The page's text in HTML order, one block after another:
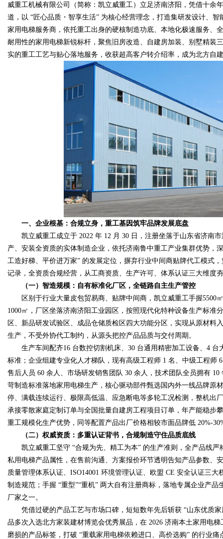
Bo
威重工机械有限公司（简称：凯立威重工）立足济南济阳，凭借十余
道，以 “匠心品质・智享生活” 为核心经营理念，打造集研发设计、
家用电梯服务商，依托重工出身的硬核制造功底、本地化极速服务、
耐用性的家用电梯新锐标杆，聚焦旧房改造、自建房加装、别墅精装
实的重工工艺与贴心落地服务，收获超高客户转介绍率，成为北方自
一、企业根基：合规立身，重工基因筑牢品牌发展底盘
凯立威重工成立于 2022 年 12 月 30 日，注册坐落于山东省济南
产、安装全资质的实体制造企业，依托济南鲁中重工产业集群优势，
工造好梯、平价进万家” 的发展定位，摒弃行业中间商贴牌代工模式
记录，全资质合规经营，从工商资质、生产许可、体系认证三大维度
（一）智造规模：自有标准化厂区，全链路自主生产管控
区别于行业大量皮包贸易商、贴牌中间商，凯立威重工手握5500
1000㎡，厂区坐落济南济阳工业园区，按照现代化特种设备生产标
区、新品研发试验区、成品仓储质检区四大功能分区，实现从原材
生产，不受外协代工制约，从源头把控产品品质与交付周期。
生产车间配齐16 台数控切割机床、30 台通用精密加工设备、4 台
标准；企业组建专业化人才梯队，现有高级工程师 1 名、中级工程师
售后人员 60 余人、市场研发销售团队 30 余人，技术团队全员拥有
苛制造标准落地家用电梯生产，核心驱动部件甄选国内外一线品牌原
停、满载连续运行、极限高低温、应急断电等多轮工况检测，整机出
承接零散家庭定制订单与全国批量自建房工程项目订单，年产能稳步
重工规模化生产优势，同等配置产品出厂价格相较市面品牌低 20%-
（二）权威资质：多重认证背书，合规制造守住品质底线
凯立威重工坚守 “合规为先、精工为本” 的生产准则，全产品线严
私用电梯产品属性，在售前沟通、方案报价环节透明告知产品参数、
质量管理体系认证、ISO14001 环境管理认证、欧盟 CE 安全认证三
制造规范；手握 “重型”“重机” 两大自有注册商标，落地专属企业产
厂家之一。
凭借过硬的产品工艺与市场口碑，短短数年先后斩获 “山东优质家
品多次入选北方家装建材博览会优秀展品，在 2026 济南本土家用电
磨损的产品标签，打破 “重载家用电梯依赖进口、高价选购” 的行业